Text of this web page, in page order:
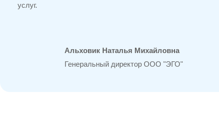
услуг.
Альховик Наталья Михайловна
Генеральный директор ООО "ЭГО"